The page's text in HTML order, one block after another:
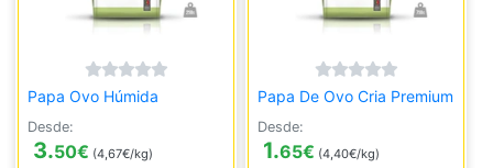
Papa Ovo Húmida
Desde:
3.50€ (4,67€/kg)
Papa De Ovo Cria Premium
Desde:
1.65€ (4,40€/kg)